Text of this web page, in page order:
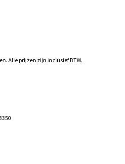
Alle prijzen zijn inclusief BTW.